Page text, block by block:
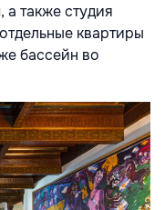
также студия
квартиры
бассейн во